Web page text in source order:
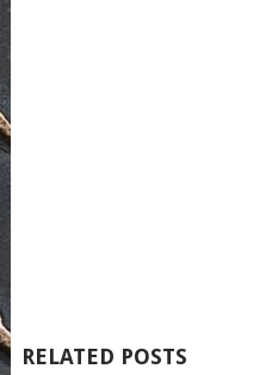
RELATED POSTS